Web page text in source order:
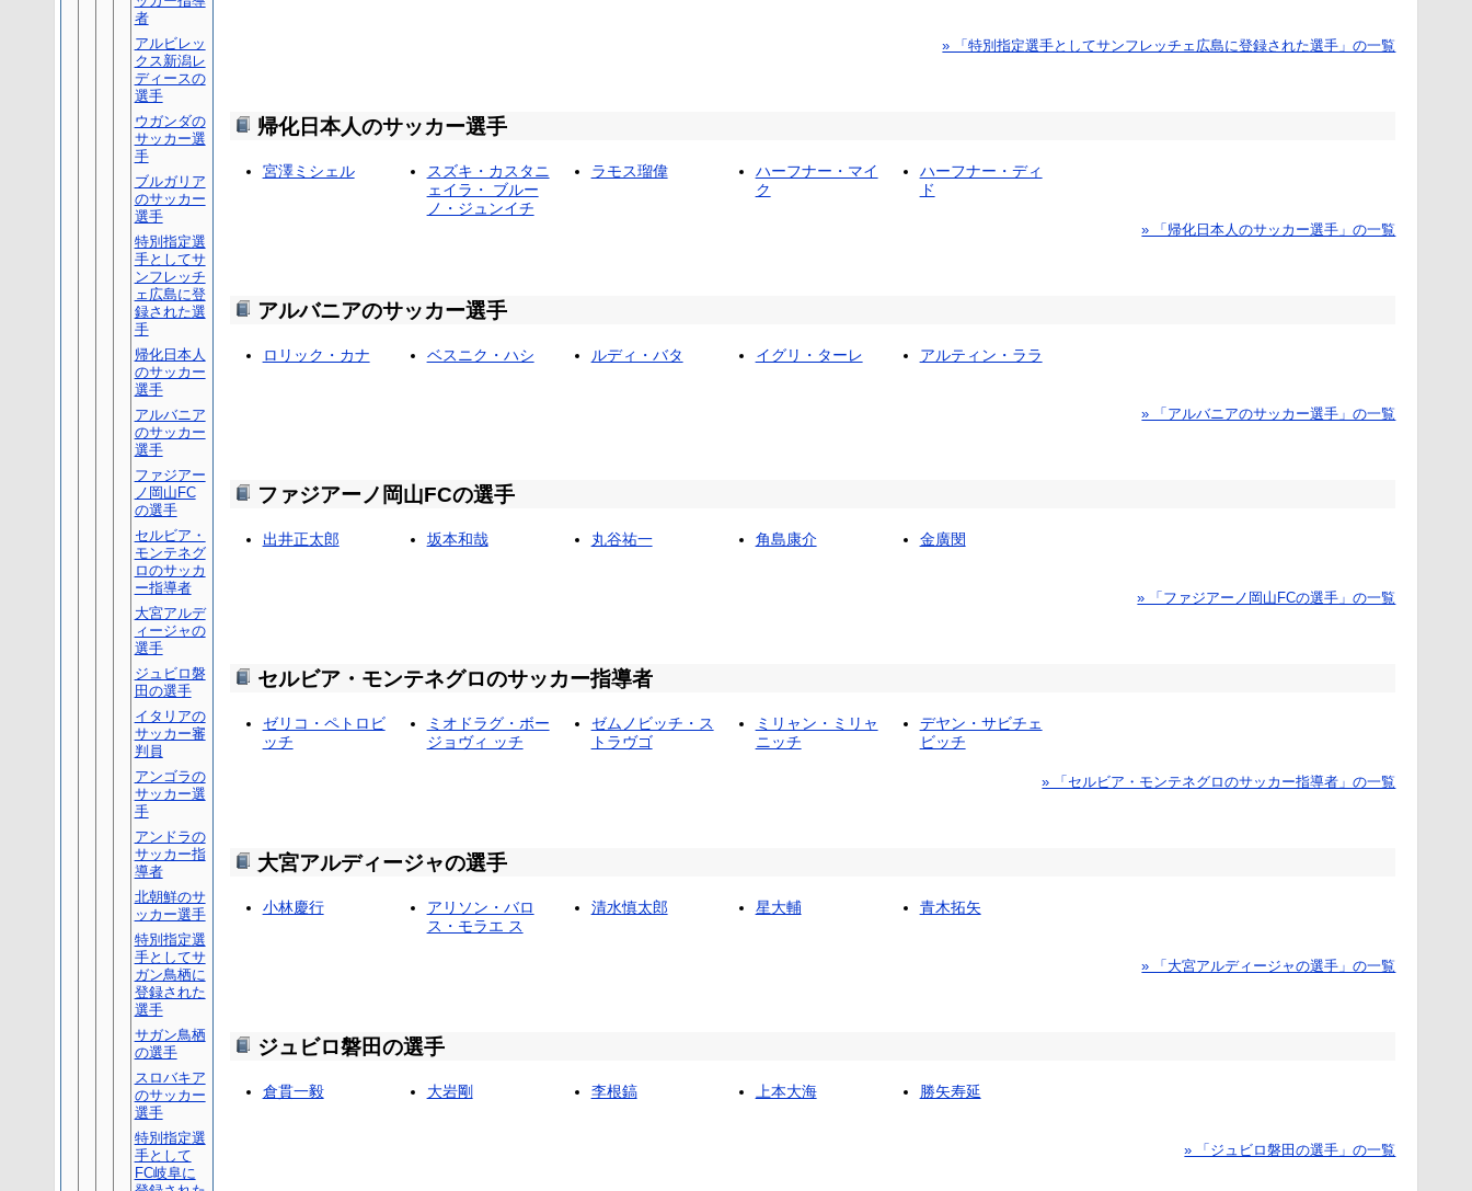
» 「特別指定選手としてサンフレッチェ広島に登録された選手」の一覧
帰化日本人のサッカー選手
宮澤ミシェル
スズキ・カスタニ
ェイラ・ ブルー
ノ・ジュンイチ
ラモス瑠偉
ハーフナー・マイ
ク
ハーフナー・ディ
ド
» 「帰化日本人のサッカー選手」の一覧
アルバニアのサッカー選手
ロリック・カナ ベスニク・ハシ ルディ・バタ イグリ・ターレ アルティン・ララ
» 「アルバニアのサッカー選手」の一覧
ファジアーノ岡山FCの選手
出井正太郎 坂本和哉 丸谷祐一 角島康介 金廣閔
» 「ファジアーノ岡山FCの選手」の一覧
セルビア・モンテネグロのサッカー指導者
ゼリコ・ペトロビ
ッチ
ミオドラグ・ボー
ジョヴィ ッチ
ゼムノビッチ・ス
トラヴゴ
ミリャン・ミリャ
ニッチ
デヤン・サビチェ
ビッチ
» 「セルビア・モンテネグロのサッカー指導者」の一覧
大宮アルディージャの選手
小林慶行
アリソン・バロ
ス・モラエ ス
清水慎太郎 星大輔 青木拓矢
» 「大宮アルディージャの選手」の一覧
ジュビロ磐田の選手
倉貫一毅 大岩剛 李根鎬 上本大海 勝矢寿延
» 「ジュビロ磐田の選手」の一覧
者
アルビレッ
クス新潟レ
ディースの
選手
ウガンダの
サッカー選
手
ブルガリア
のサッカー
選手
特別指定選
手としてサ
ンフレッチ
ェ広島に登
録された選
手
帰化日本人
のサッカー
選手
アルバニア
のサッカー
選手
ファジアー
ノ岡山FC
の選手
セルビア・
モンテネグ
ロのサッカ
ー指導者
大宮アルデ
ィージャの
選手
ジュビロ磐
田の選手
イタリアの
サッカー審
判員
アンゴラの
サッカー選
手
アンドラの
サッカー指
導者
北朝鮮のサ
ッカー選手
特別指定選
手としてサ
ガン鳥栖に
登録された
選手
サガン鳥栖
の選手
スロバキア
のサッカー
選手
特別指定選
手として
FC岐阜に